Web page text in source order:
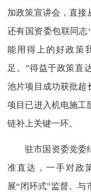
加政策宣讲会，直接
还有国资委包联同志
能用得上的好政策
足。”得益于政策直
池片项目成功获批超
项目已进入机电施工
链补上关键一环。
驻市国资委党委
准直达，一手对政
展“闭环式”监督。